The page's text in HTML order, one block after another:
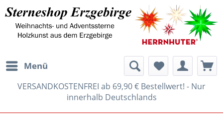
Menü
VERSANDKOSTENFREI ab 69,90 € Bestellwert! - Nur
innerhalb Deutschlands